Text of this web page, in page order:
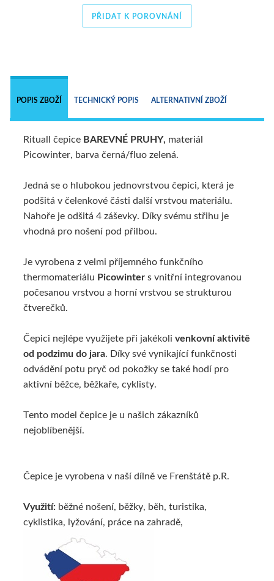
PŘIDAT K POROVNÁNÍ
POPIS ZBOŽÍ TECHNICKÝ POPIS ALTERNATIVNÍ ZBOŽÍ
Rituall čepice BAREVNÉ PRUHY, materiál
Picowinter, barva černá/fluo zelená.
Jedná se o hlubokou jednovrstvou čepici, která je
podšitá v čelenkové části další vrstvou materiálu.
Nahoře je odšitá 4 záševky. Díky svému střihu je
vhodná pro nošení pod přilbou.
Je vyrobena z velmi příjemného funkčního
thermomateriálu Picowinters vnitřní integrovanou
počesanou vrstvou a horní vrstvou se strukturou
čtverečků.
Čepici nejlépe využijete při jakékolivenkovní aktivitě
od podzimu do jara . Díky své vynikající funkčnosti
odvádění potu pryč od pokožky se také hodí pro
aktivní běžce, běžkaře, cyklisty.
Tento model čepice je u našich zákazníků
nejoblíbenější.
Čepice je vyrobena v naší dílně ve Frenštátě p.R.
Využití: běžné nošení, běžky, běh, turistika,
cyklistika, lyžování, práce na zahradě,